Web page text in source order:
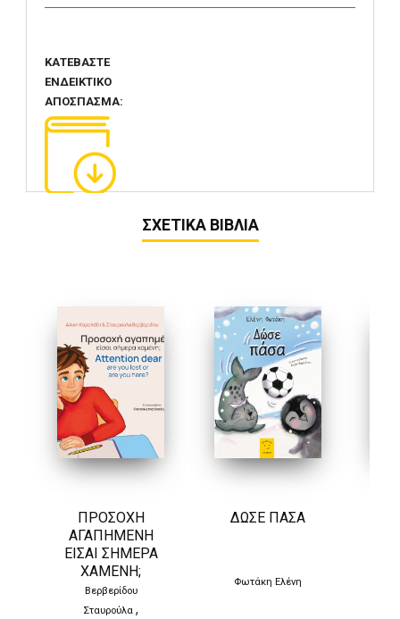
ΚΑΤΕΒΑΣΤΕ
ΕΝΔΕΙΚΤΙΚΟ
ΑΠΟΣΠΑΣΜΑ:
ΣΧΕΤΙΚΑ ΒΙΒΛΙΑ
ΠΡΟΣΟΧΉ
ΑΓΑΠΗΜΈΝΗ
ΕΊΣΑΙ ΣΉΜΕΡΑ
ΧΑΜΈΝΗ;
Βερβερίδου
Σταυρούλα ,
ΔΏΣΕ ΠΆΣΑ
Φωτάκη Ελένη